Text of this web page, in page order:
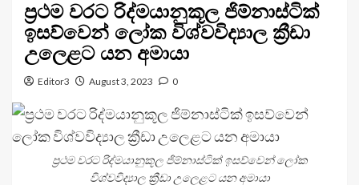
ප්‍රථම වරට රිද්මයානුකූල ජිම්නාස්ටික්
ඉසව්වෙන් ලෝක විශ්වවිද්‍යාල ක්‍රීඩා
උලෙළට යන අමායා
Editor3 August 3, 2023 0
ප්‍රථම වරට රිද්මයානුකූල ජිම්නාස්ටික් ඉසව්වෙන් ලෝක
විශ්වවිද්‍යාල ක්‍රීඩා උලෙළට යන අමායා